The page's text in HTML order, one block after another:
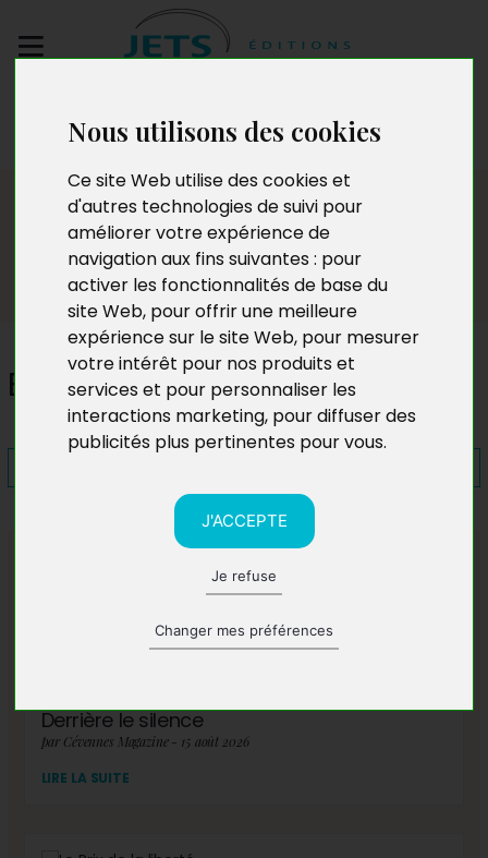
Nous utilisons des cookies
Ce site Web utilise des cookies et
d'autres technologies de suivi pour
améliorer votre expérience de
navigation aux fins suivantes : pour
activer les fonctionnalités de base du
site Web, pour offrir une meilleure
expérience sur le site Web, pour mesurer
votre intérêt pour nos produits et
services et pour personnaliser les
interactions marketing, pour diffuser des
publicités plus pertinentes pour vous.
J'ACCEPTE
Je refuse
Changer mes préférences
manuscrit
Presse
Babord
A lire également
Derrière le silence
par Cévennes Magazine - 15 août 2026
LIRE LA SUITE